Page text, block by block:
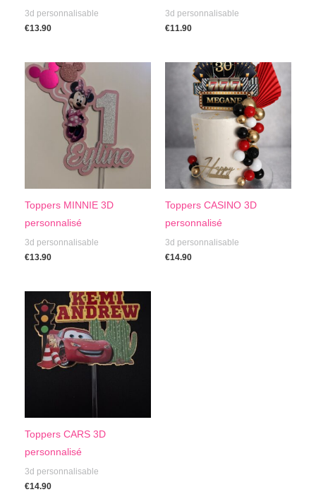
3d personnalisable
€13.90
3d personnalisable
€11.90
Toppers MINNIE 3D
personnalisé
3d personnalisable
€13.90
Toppers CASINO 3D
personnalisé
3d personnalisable
€14.90
Toppers CARS 3D
personnalisé
3d personnalisable
€14.90